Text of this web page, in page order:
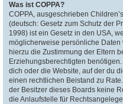
Was ist COPPA?
COPPA, ausgeschrieben
(deutsch: Gesetz zum Schutz der
1998) ist ein Gesetz in den USA,
möglicherweise persönliche
hierzu die Zustimmung der Eltern
Erziehungsberechtigten
dich oder die Website, auf der du
einen rechtlichen Beistand zu
der Besitzer dieses Boards keine
die Anlaufstelle für